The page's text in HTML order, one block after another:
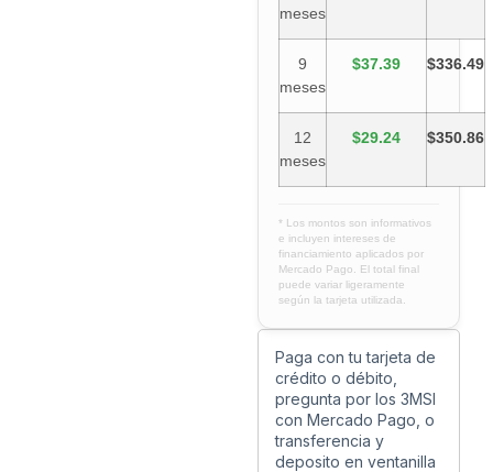
meses
9
meses
$37.39 $336.49
12
meses
$29.24 $350.86
* Los montos son informativos
e incluyen intereses de
financiamiento aplicados por
Mercado Pago. El total final
puede variar ligeramente
según la tarjeta utilizada.
Paga con tu tarjeta de
crédito o débito,
pregunta por los 3MSI
con Mercado Pago, o
transferencia y
deposito en ventanilla